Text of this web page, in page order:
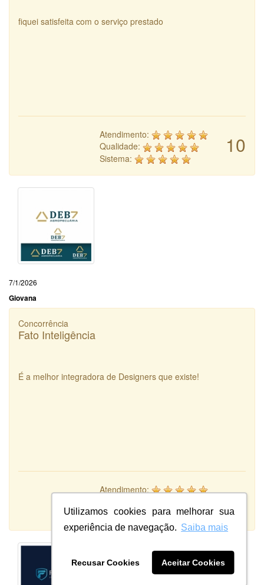
Utilizamos cookies para melhorar sua
experiência de navegação. Saiba mais
Recusar Cookies Aceitar Cookies
fiquei satisfeita com o serviço prestado
10
Atendimento:
Qualidade:
Sistema:
7/1/2026
Giovana
Concorrência
Fato Inteligência
É a melhor integradora de Designers que existe!
10
Atendimento:
Sistema: